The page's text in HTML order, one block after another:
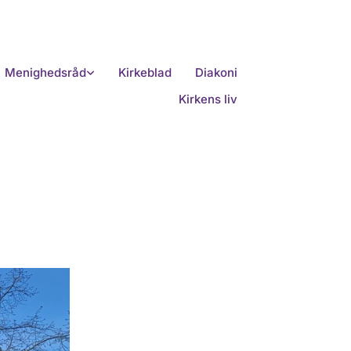
Menighedsråd Kirkeblad
Diakoni
Kirkens liv